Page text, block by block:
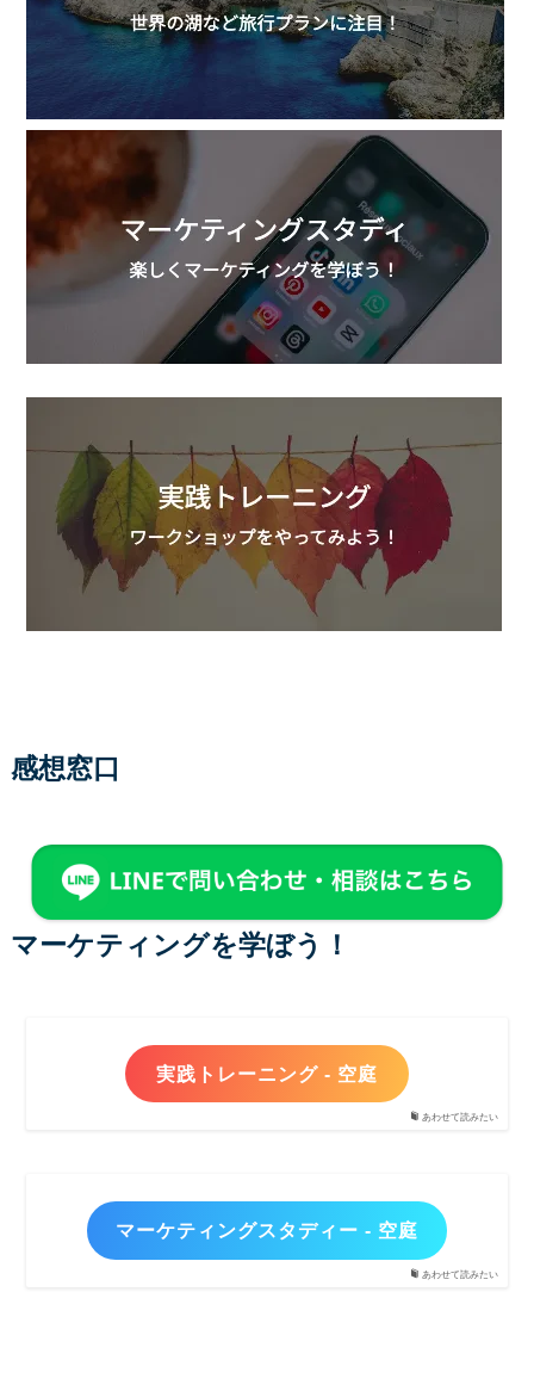
感想窓口
マーケティングを学ぼう！
あわせて読みたい
実践トレーニング - 空庭
あわせて読みたい
マーケティングスタディー - 空庭